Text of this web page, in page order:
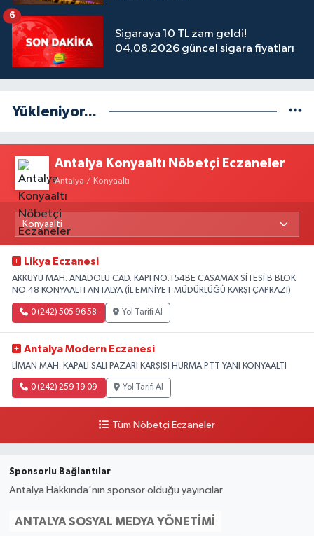
Sigaraya 10 TL zam geldi!
04.08.2026 güncel sigara fiyatları
6
Yükleniyor...
Antalya Konyaaltı Nöbetçi Eczaneler
Antalya / Konyaaltı
Likya Eczanesi
AKKUYU MAH. ANADOLU CAD. KAPI NO:154BE CASAMAX SİTESİ B BLOK
NO:48 KONYAALTI ANTALYA (İL EMNİYET MÜDÜRLÜĞÜ KARŞI ÇAPRAZI)
0 (242) 505 96 58 Yol Tarifi Al
Antalya Modern Eczanesi
LİMAN MAH. KAPALI SALI PAZARI KARŞISI HURMA PTT YANI KONYAALTI
0 (242) 259 19 09 Yol Tarifi Al
Tüm Nöbetçi Eczaneler
Sponsorlu Bağlantılar
Antalya Hakkında'nın sponsor olduğu yayıncılar
ANTALYA SOSYAL MEDYA YÖNETIMI